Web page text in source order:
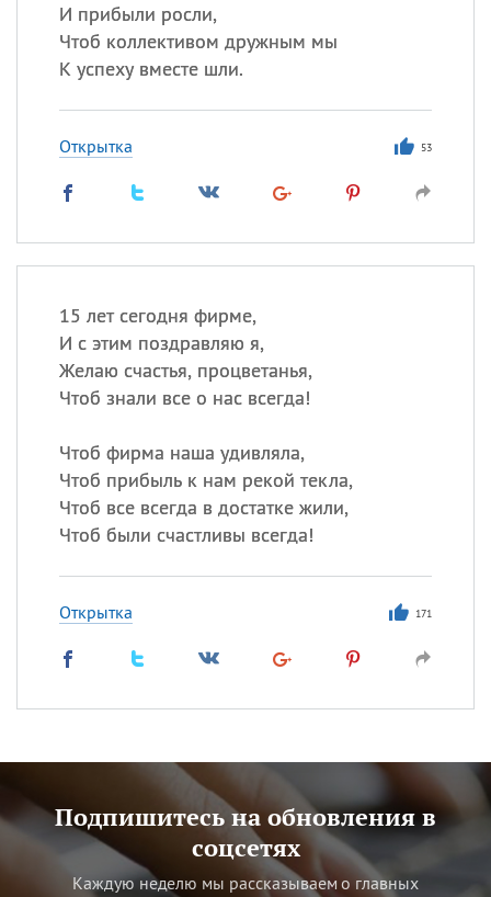
И прибыли росли,
Чтоб коллективом дружным мы
К успеху вместе шли.
Открытка 53
15 лет сегодня фирме,
И с этим поздравляю я,
Желаю счастья, процветанья,
Чтоб знали все о нас всегда!
Чтоб фирма наша удивляла,
Чтоб прибыль к нам рекой текла,
Чтоб все всегда в достатке жили,
Чтоб были счастливы всегда!
Открытка 171
Подпишитесь на обновления в
соцсетях
Каждую неделю мы рассказываем о главных